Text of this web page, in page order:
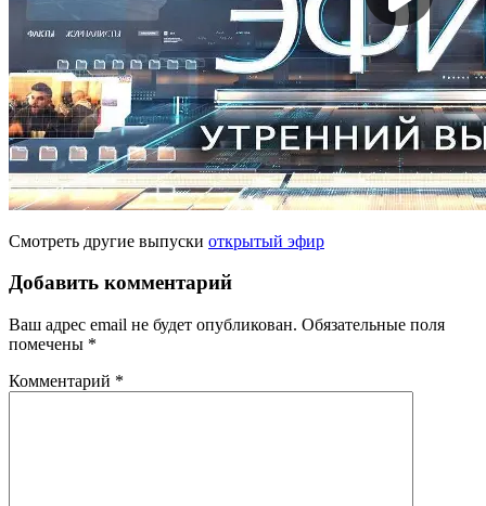
Смотреть другие выпуски открытый эфир
Добавить комментарий
Ваш адрес email не будет опубликован. Обязательные поля
помечены *
Комментарий *